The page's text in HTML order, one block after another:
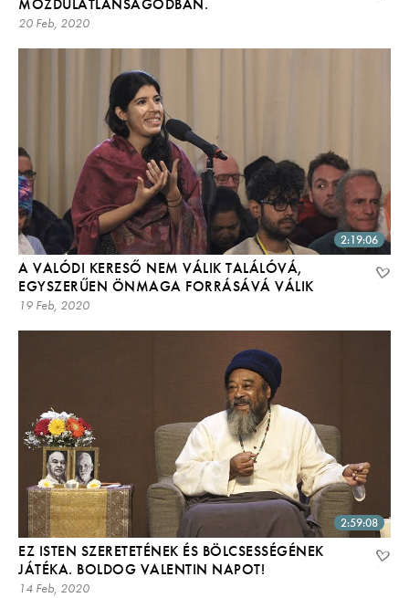
MOZDULATLANSÁGODBAN.
20 Feb, 2020
2:19:06
A VALÓDI KERESŐ NEM VÁLIK TALÁLÓVÁ,
EGYSZERŰEN ÖNMAGA FORRÁSÁVÁ VÁLIK
19 Feb, 2020
2:59:08
EZ ISTEN SZERETETÉNEK ÉS BÖLCSESSÉGÉNEK
JÁTÉKA. BOLDOG VALENTIN NAPOT!
14 Feb, 2020